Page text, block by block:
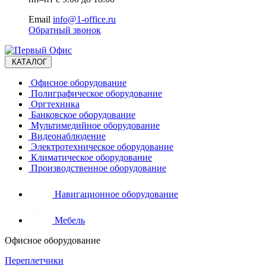
Email info@1-office.ru
Обратный звонок
КАТАЛОГ
Офисное оборудование
Полиграфическое оборудование
Оргтехника
Банковское оборудование
Мультимедийное оборудование
Видеонаблюдение
Электротехническое оборудование
Климатическое оборудование
Производственное оборудование
Навигационное оборудование
Мебель
Офисное оборудование
Переплетчики